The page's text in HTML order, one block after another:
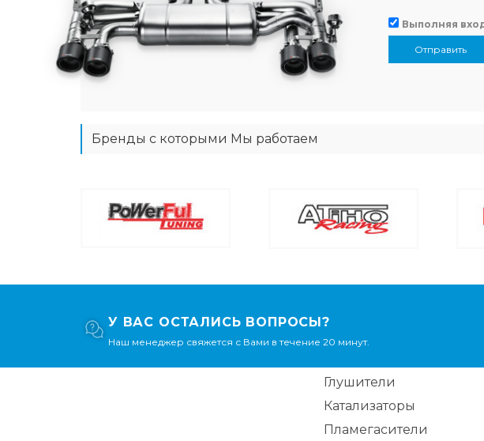
Выполняя
Отправить
Бренды с которыми Мы работаем
У ВАС ОСТАЛИСЬ ВОПРОСЫ?
Наш менеджер свяжется с Вами в течение 20 минут.
Глушители
Катализаторы
Пламегасители